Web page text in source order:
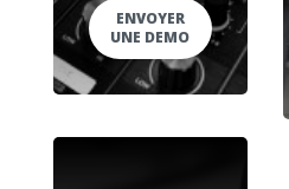
ENVOYER
UNE DEMO